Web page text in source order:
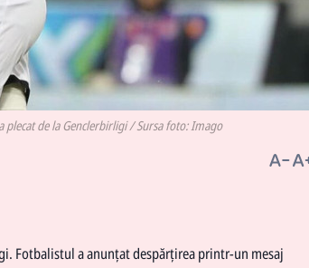
plecat de la Genclerbirligi / Sursa foto: Imago
Fotbalistul a anunțat despărțirea printr-un mesaj